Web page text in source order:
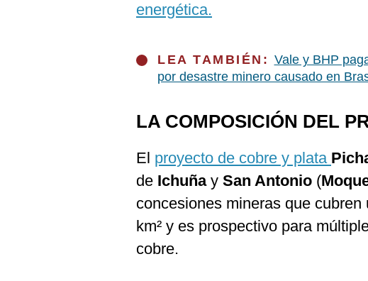
energética.
LEA TAMBIÉN: Vale y BHP
por desastre minero causado en
LA COMPOSICIÓN DEL
El proyecto de cobre y plata
de Ichuña y San Antonio (
concesiones mineras que
km² y es prospectivo para
cobre.